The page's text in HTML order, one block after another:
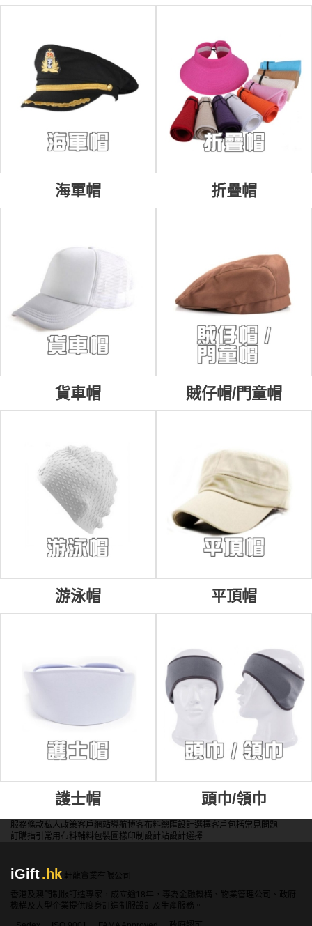
海軍帽 折疊帽
貨車帽 賊仔帽/門童帽
游泳帽 平頂帽
護士帽 頭巾/領巾
服務條款私人政策客戶 網站導航博客布料總匯設計選擇客戶包括常見問題
訂購指引 常用布料輔料包裝 圖樣印制 設計站設計選擇
iGift.hk
軒龍實業有限公司
香港及澳門制服訂造專家，成立逾18年，專為金融機構、物業管理公司、政府
機構及大型企業提供度身訂造制服設計及生產服務。